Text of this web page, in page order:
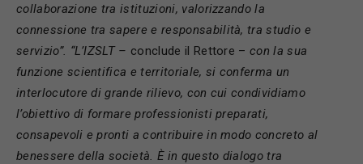
collaborazione tra istituzioni, valorizzando la
connessione tra sapere e responsabilità, tra studio e
servizio”. “L’IZSLT – conclude il Rettore –con la sua
funzione scientifica e territoriale, si conferma un
interlocutore di grande rilievo, con cui condividiamo
l’obiettivo di formare professionisti preparati,
consapevoli e pronti a contribuire in modo concreto al
benessere della società. È in questo dialogo tra